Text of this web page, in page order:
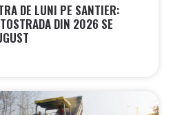
DE LUNI PE SANTIER:
DIN 2026 SE